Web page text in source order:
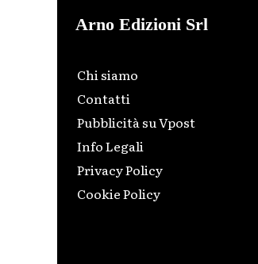
Arno Edizioni Srl
Chi siamo
Contatti
Pubblicità su Vpost
Info Legali
Privacy Policy
Cookie Policy